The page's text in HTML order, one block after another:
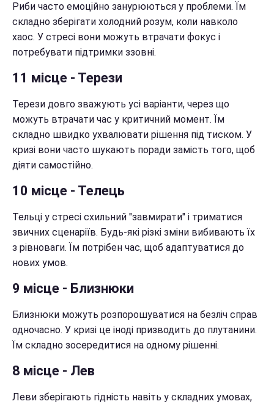
Риби часто емоційно занурюються у проблеми. Їм
складно зберігати холодний розум, коли навколо
хаос. У стресі вони можуть втрачати фокус і
потребувати підтримки ззовні.
11 місце - Терези
Терези довго зважують усі варіанти, через що
можуть втрачати час у критичний момент. Їм
складно швидко ухвалювати рішення під тиском. У
кризі вони часто шукають поради замість того, щоб
діяти самостійно.
10 місце - Телець
Тельці у стресі схильний "завмирати" і триматися
звичних сценаріїв. Будь-які різкі зміни вибивають їх
з рівноваги. Їм потрібен час, щоб адаптуватися до
нових умов.
9 місце - Близнюки
Близнюки можуть розпорошуватися на безліч справ
одночасно. У кризі це іноді призводить до плутанини.
Їм складно зосередитися на одному рішенні.
8 місце - Лев
Леви зберігають гідність навіть у складних умовах,